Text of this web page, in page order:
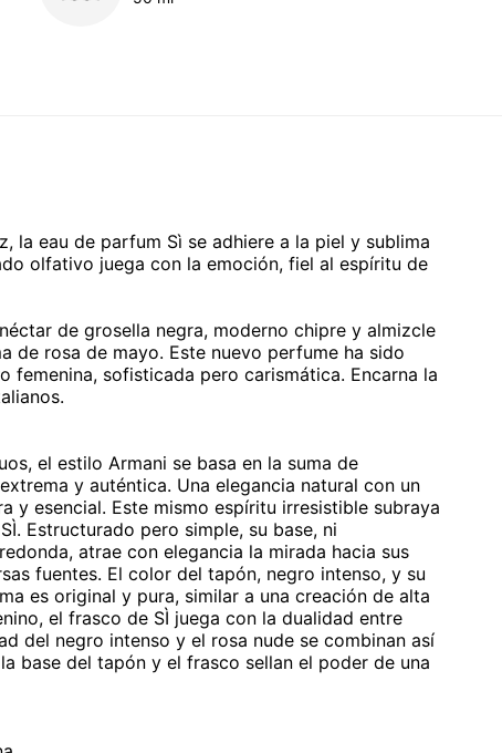
la eau de parfum Sì se adhiere a la piel y sublima
olfativo juega con la emoción, fiel al espíritu de
de grosella negra, moderno chipre y almizcle
de rosa de mayo. Este nuevo perfume ha sido
sofisticada pero carismática. Encarna la
el estilo Armani se basa en la suma de
y auténtica. Una elegancia natural con un
y esencial. Este mismo espíritu irresistible subraya
Estructurado pero simple, su base, ni
atrae con elegancia la mirada hacia sus
fuentes. El color del tapón, negro intenso, y su
es original y pura, similar a una creación de alta
el frasco de SÌ juega con la dualidad entre
del negro intenso y el rosa nude se combinan así
base del tapón y el frasco sellan el poder de una